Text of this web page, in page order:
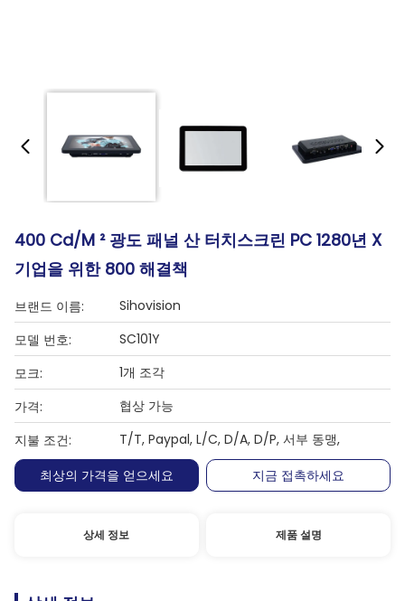
400 Cd/M ² 광도 패널 산 터치스크린 PC 1280년 X
기업을 위한 800 해결책
브랜드 이름:
Sihovision
모델 번호:
SC101Y
모크:
1개 조각
가격:
협상 가능
지불 조건:
T/T, Paypal, L/C, D/A, D/P, 서부 동맹,
최상의 가격을 얻으세요
지금 접촉하세요
상세 정보 제품 설명